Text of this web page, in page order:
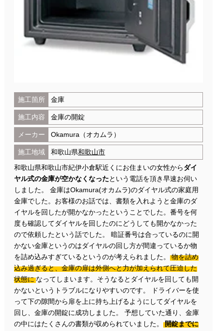
施工箇所 金庫
施工内容 金庫の開錠
メーカー Okamura（オカムラ）
施工地域 和歌山県和歌山市
和歌山県和歌山市紀伊小倉駅近くにお住まいの女性からダイ
ヤル式の金庫が空かなくなったという電話を頂き早速お伺い
しました。 金庫はOkamura(オカムラ)のダイヤル式の家庭用
金庫でした。お客様のお話では、書類を入れようと金庫のダ
イヤルを回したが開かなかったということでした。番号を何
度も確認してダイヤルを回したのにどうしても開かなかった
ので依頼したという話でした。 暗証番号は合っているのに開
かない金庫というのはダイヤルの回し方が間違っているか物
を詰め込みすぎているというのが考えられました。
物を詰め
込み過ぎると、金庫の扉は外側へと力が加えられて圧迫した
状態になってしまいます。そうなるとダイヤルを回しても開
かないというトラブルになりやすいのです。 ドライバーを使
って下の隙間から扉を上に持ち上げるようにしてダイヤルを
回し、金庫の開錠に成功しました。 予想していた通り、金庫
の中にはたくさんの書類が収められていました。
開錠までに